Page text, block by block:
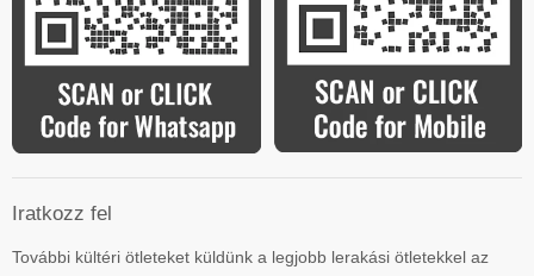
Iratkozz fel
További kültéri ötleteket küldünk a legjobb lerakási ötletekkel az